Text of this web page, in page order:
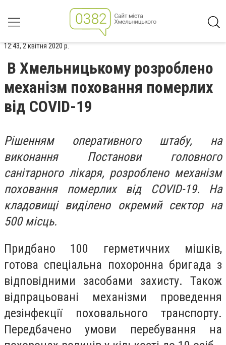
12:43, 2 квітня 2020 р.
В Хмельницькому розроблено
механізм поховання померлих
від COVID-19
Рішенням оперативного штабу, на
виконання Постанови головного
санітарного лікаря, розроблено механізм
поховання померлих від COVID-19. На
кладовищі виділено окремий сектор на
500 місць.
Придбано 100 герметичних мішків,
готова спеціальна похоронна бригада з
відповідними засобами захисту. Також
відпрацьовані механізми проведення
дезінфекції поховального транспорту.
Передбачено умови перебування на